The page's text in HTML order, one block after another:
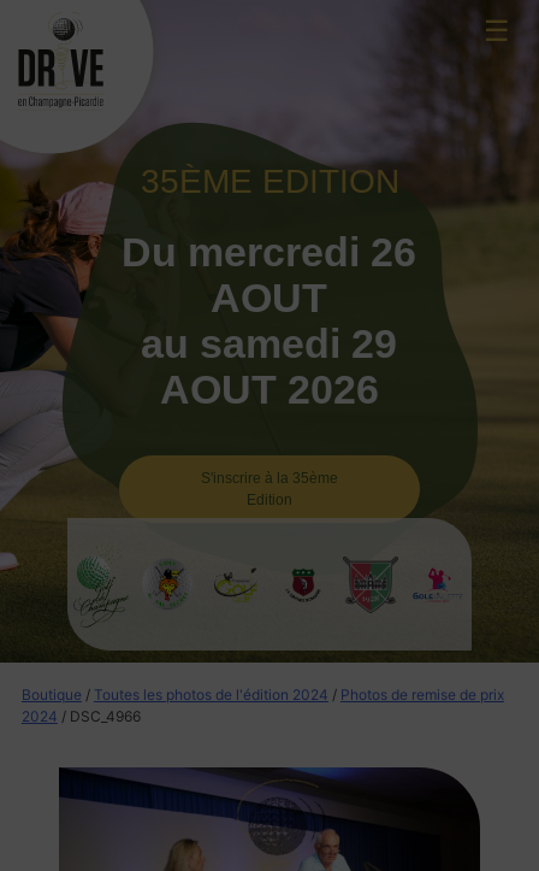
content
☰
35ÈME EDITION
Du mercredi 26
AOUT
au samedi 29
AOUT 2026
S'inscrire à la 35ème
Edition
Boutique / Toutes les photos de l'édition 2024 / Photos de remise de prix
2024 / DSC_4966